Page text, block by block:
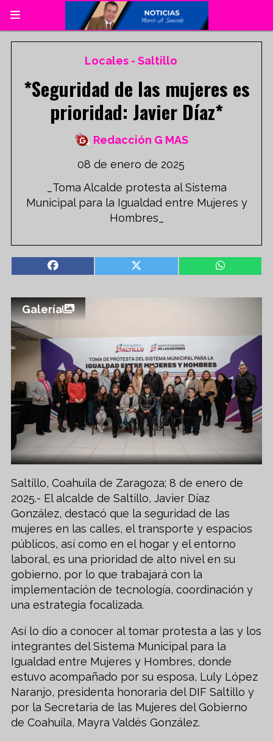
*Seguridad de las mujeres es
prioridad: Javier Díaz*
_Toma Alcalde protesta al Sistema
Municipal para la Igualdad entre Mujeres y
Hombres_
Locales - Saltillo
08 de enero de 2025
Redacción G MAS
Galería
Saltillo, Coahuila de Zaragoza; 8 de enero de
2025.- El alcalde de Saltillo, Javier Díaz
González, destacó que la seguridad de las
mujeres en las calles, el transporte y espacios
públicos, así como en el hogar y el entorno
laboral, es una prioridad de alto nivel en su
gobierno, por lo que trabajará con la
implementación de tecnología, coordinación y
una estrategia focalizada.
Así lo dio a conocer al tomar protesta a las y los
integrantes del Sistema Municipal para la
Igualdad entre Mujeres y Hombres, donde
estuvo acompañado por su esposa, Luly López
Naranjo, presidenta honoraria del DIF Saltillo y
por la Secretaria de las Mujeres del Gobierno
de Coahuila, Mayra Valdés González.